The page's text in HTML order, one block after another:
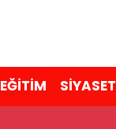
EĞİTİM SİYASET